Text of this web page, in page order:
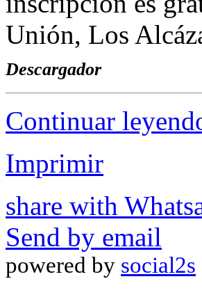
Unión, Los
Descargador
Continuar
Imprimir
share with
Send by email
powered by social2s